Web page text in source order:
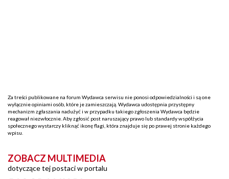
Za treści publikowane na forum Wydawca serwisu nie ponosi odpowiedzialności i są one
wyłącznie opiniami osób, które je zamieszczają. Wydawca udostępnia przystępny
mechanizm zgłaszania nadużyć i w przypadku takiego zgłoszenia Wydawca będzie
reagował niezwłocznie. Aby zgłosić post naruszający prawo lub standardy współżycia
społecznego wystarczy kliknąć ikonę flagi, która znajduje się po prawej stronie każdego
wpisu.
ZOBACZ MULTIMEDIA
dotyczące tej postaci w portalu